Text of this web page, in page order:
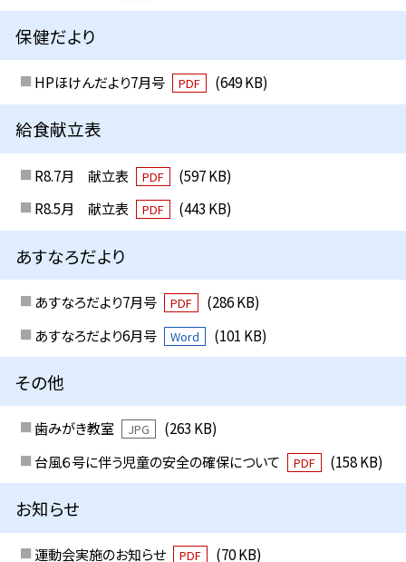
保健だより
HPほけんだより7月号 PDF (649 KB)
給食献立表
R8.7月 献立表 PDF
(597 KB)
R8.5月 献立表
PDF (443 KB)
あすなろだより
あすなろだより7月号 PDF
(286 KB)
あすなろだより6月号
Word (101 KB)
その他
歯みがき教室 JPG
(263 KB)
台風６号に伴う児童の安全の確保について
PDF (158 KB)
お知らせ
運動会実施のお知らせ PDF
(70 KB)